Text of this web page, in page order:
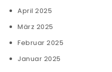
April 2025
März 2025
Februar 2025
Januar 2025